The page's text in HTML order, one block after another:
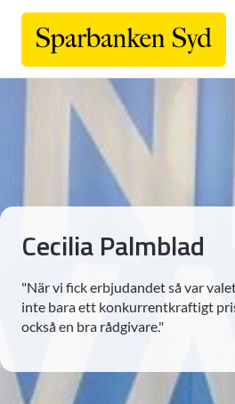
Cecilia Palmblad
"När vi fick erbjudandet så var
inte bara ett konkurrentkraftigt
också en bra rådgivare."